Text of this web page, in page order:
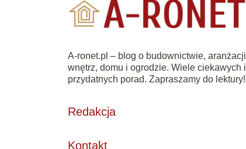
A-ronet.pl – blog o budownictwie, aranżacji
wnętrz, domu i ogrodzie. Wiele ciekawych i
przydatnych porad. Zapraszamy do lektury!
Redakcja
Kontakt